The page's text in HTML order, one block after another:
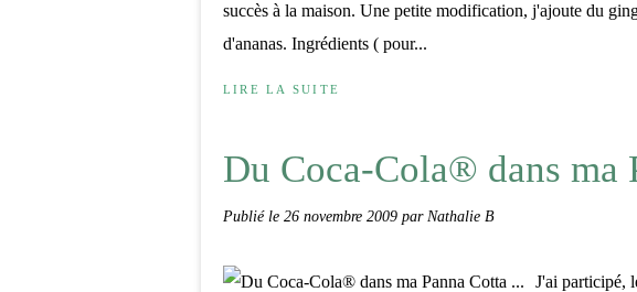
succès à la maison. Une petite modification, j'ajoute du
d'ananas. Ingrédients ( pour...
LIRE LA SUITE
Du Coca-Cola® dans ma
Publié le 26 novembre 2009 par Nathalie B
J'ai participé,